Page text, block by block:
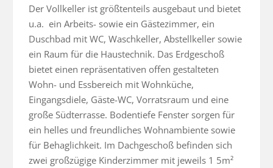
Der Vollkeller ist größtenteils ausgebaut und bietet
u.a.  ein Arbeits- sowie ein Gästezimmer, ein
Duschbad mit WC, Waschkeller, Abstellkeller sowie
ein Raum für die Haustechnik. Das Erdgeschoß
bietet einen repräsentativen offen gestalteten
Wohn- und Essbereich mit Wohnküche,
Eingangsdiele, Gäste-WC, Vorratsraum und eine
große Südterrasse. Bodentiefe Fenster sorgen für
ein helles und freundliches Wohnambiente sowie
für Behaglichkeit. Im Dachgeschoß befinden sich
zwei großzügige Kinderzimmer mit jeweils 1 5m²